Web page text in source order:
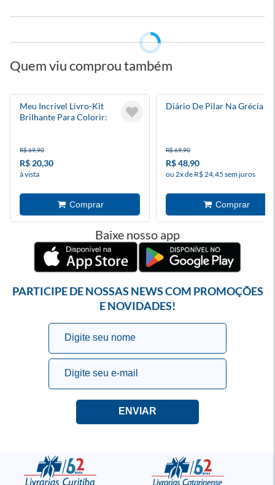
Quem viu comprou também
Meu Incrível Livro-Kit
Brilhante Para Colorir:
R$ 69,90
R$ 20,30
à vista
Diário De Pilar Na Grécia
R$ 69,90
R$ 48,90
ou 2x de R$ 24,45 sem juros
Baixe nosso app
PARTICIPE DE NOSSAS NEWS COM PROMOÇÕES
E NOVIDADES!